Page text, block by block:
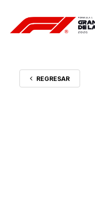
REGRESAR